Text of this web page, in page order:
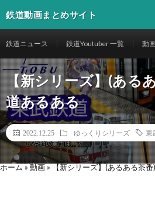
鉄道動画まとめサイト
鉄道ニュース 鉄道Youtuber 一覧 動
【新シリーズ】(ある
道あるある
2022.12.25 ゆっくりシリーズ 東
ホーム » 動画 » 【新シリーズ】(あるある茶